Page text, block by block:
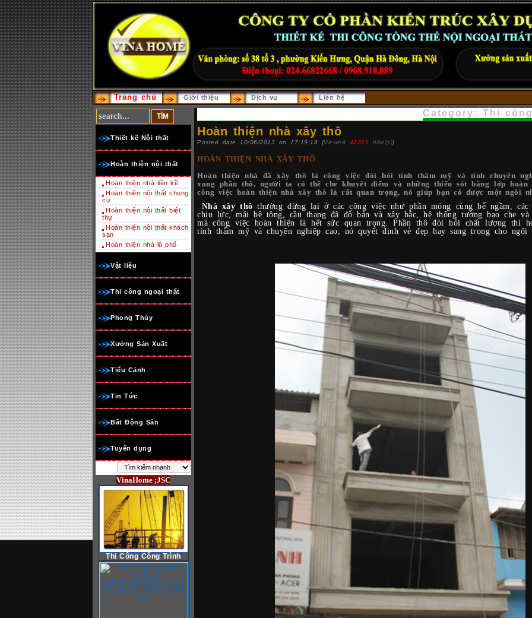
Trang chủ Giới thiệu Dịch vụ Liên hệ
Thiết kế Nội thất
Hoàn thiện nội thất
Hoàn thiện nhà liền kề
Hoàn thiện nội thất chung
cư
Hoàn thiện nội thất biệt
thự
Hoàn thiện nội thất khách
sạn
Hoàn thiện nhà lô phố
Vật liệu
Thi công ngoại thất
Phong Thủy
Xưởng Sản Xuất
Tiểu Cảnh
Tin Tức
Bất Động Sản
Tuyển dụng
VinaHome ;JSC
Thi Công Công Trình
Category: Thi
Hoàn thiện nhà xây thô
Posted date 10/06/2013 on 17:19:18 (Viewed 42369 time(s))
HOÀN THIỆN NHÀ XÂY THÔ
Hoàn thiện nhà đã xây thô là công việc đòi hỏi tính thẩm mỹ và tính chuyên
xong phần thô, người ta có thể che khuyết điểm và những thiếu sót bằng lớp
công việc hoàn thiện nhà xây thô là rất quan trọng, nó giúp bạn có được một ngôi
Nhà xây thô thường dừng lại ở các công việc như phần móng cùng bể ngầm,
chịu lực, mái bê tông, cầu thang đã đổ bản và xây bậc, hệ thống tường bao che
mà công việc hoàn thiện là hết sức quan trọng. Phần thô đòi hỏi chất lượng thì
tính thẩm mỹ và chuyên nghiệp cao, nó quyết định vẻ đẹp hay sang trọng cho ngôi